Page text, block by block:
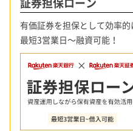
有価証券を担保として効率的
最短3営業日～融資可能！